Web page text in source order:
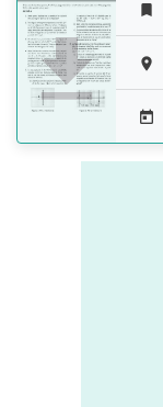



